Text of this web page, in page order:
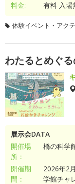
料金: 有料 入場
体験イベント・アク
わたるとめぐ
展示会DATA
開催場
所：
橋の科学
開催期
間：
2026年2
学館チャ